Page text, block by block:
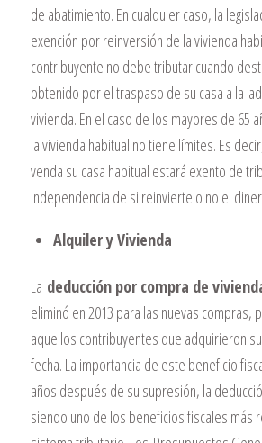
de abatimiento. En cualquier caso, la
exención por reinversión de la vivienda
contribuyente no debe tributar cuando
obtenido por el traspaso de su casa a la
vivienda. En el caso de los mayores de 65
la vivienda habitual no tiene límites. Es
venda su casa habitual estará exento de
independencia de si reinvierte o no el
Alquiler y Vivienda
La deducción por compra de
eliminó en 2013 para las nuevas compras,
aquellos contribuyentes que adquirieron
fecha. La importancia de este beneficio
años después de su supresión, la
siendo uno de los beneficios fiscales más